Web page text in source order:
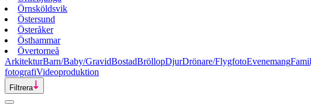
Örnsköldsvik
Östersund
Österåker
Östhammar
Övertorneå
ArkitekturBarn/Baby/GravidBostadBröllopDjurDrönare/FlygfotoEvenemang
fotografiVideoproduktion
Filtrera